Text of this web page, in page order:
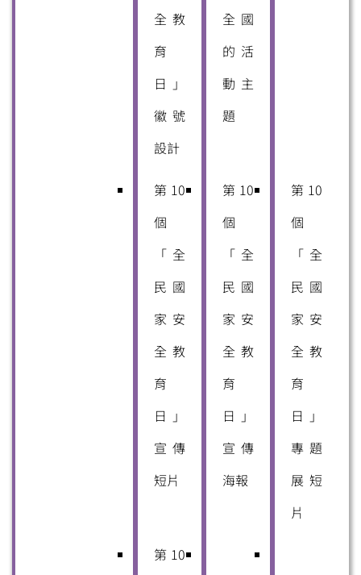
全教
育
日」
徽號
設計
全國
的活
動主
題
第10
個
「全
民國
家安
全教
育
日」
宣傳
短片
第10
個
「全
民國
家安
全教
育
日」
宣傳
海報
第10
個
「全
民國
家安
全教
育
日」
專題
展短
片
第10